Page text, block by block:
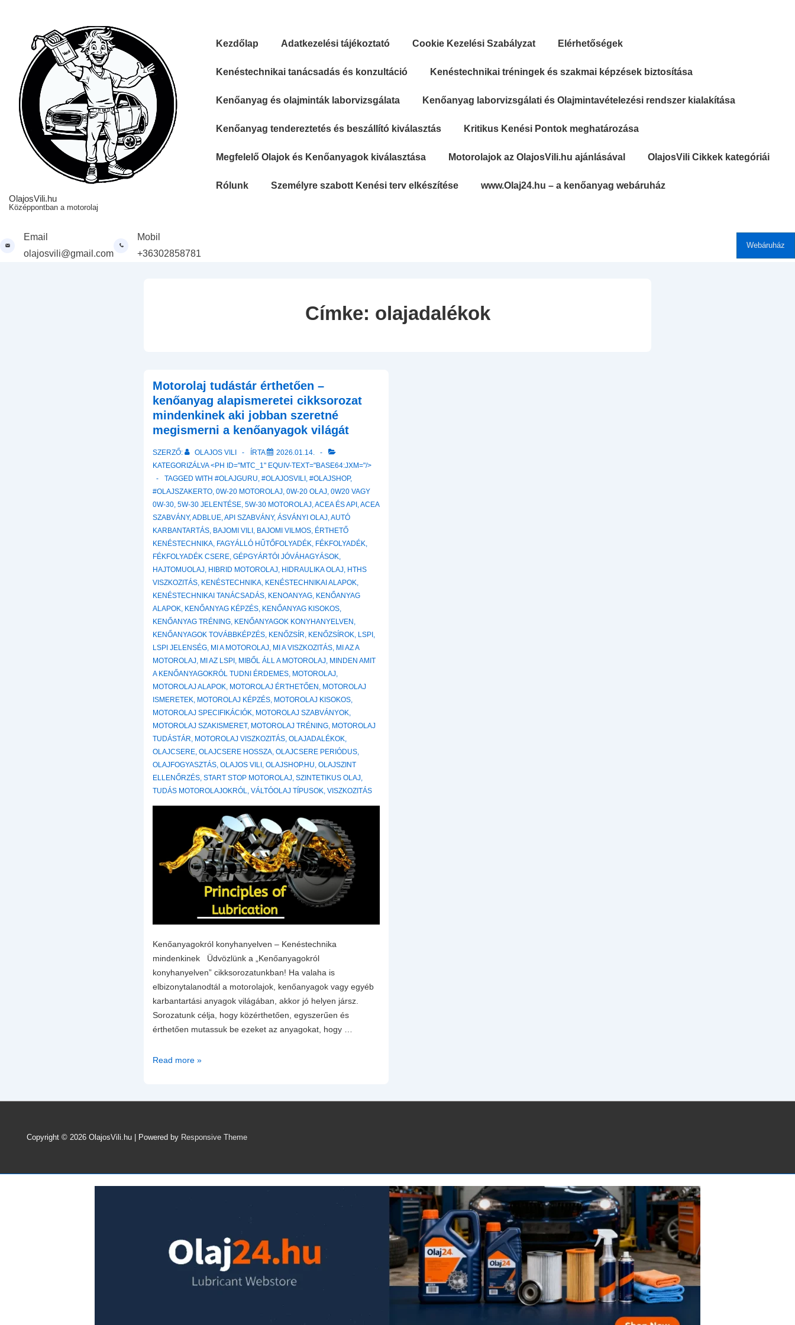
OlajosVili.hu
Középpontban a motorolaj
Kezdőlap Adatkezelési tájékoztató Cookie Kezelési Szabályzat Elérhetőségek
Kenéstechnikai tanácsadás és konzultáció Kenéstechnikai tréningek és szakmai képzések biztosítása
Kenőanyag és olajminták laborvizsgálata Kenőanyag laborvizsgálati és Olajmintavételezési rendszer kialakítása
Kenőanyag tendereztetés és beszállító kiválasztás Kritikus Kenési Pontok meghatározása
Megfelelő Olajok és Kenőanyagok kiválasztása Motorolajok az OlajosVili.hu ajánlásával OlajosVili Cikkek kategóriái
Rólunk Személyre szabott Kenési terv elkészítése www.Olaj24.hu – a kenőanyag webáruház
Email
olajosvili@gmail.com
Mobil
+36302858781
Webáruház
Címke: olajadalékok
Motorolaj tudástár érthetően –
kenőanyag alapismeretei cikksorozat
mindenkinek aki jobban szeretné
megismerni a kenőanyagok világát
SZERZŐ: OLAJOS VILI ÍRTA
2026.01.14.
KATEGORIZÁLVA <PH ID="MTC_1" EQUIV-TEXT="BASE64:JXM="/>
TAGGED WITH#OLAJGURU,#OLAJOSVILI ,#OLAJSHOP,
#OLAJSZAKERTO,0W-20 MOTOROLAJ,0W-20 OLAJ,0W20 VAGY
0W-30,5W-30 JELENTÉSE,5W-30 MOTOROLAJ,ACEA ÉS API ,ACEA
SZABVÁNY,ADBLUE,API SZABVÁNY,ÁSVÁNYI OLAJ,AUTÓ
KARBANTARTÁS, BAJOMI VILI , BAJOMI VILMOS, ÉRTHETŐ
KENÉSTECHNIKA, FAGYÁLLÓ HŰTŐFOLYADÉK, FÉKFOLYADÉK,
FÉKFOLYADÉK CSERE,GÉPGYÁRTÓI JÓVÁHAGYÁSOK,
HAJTOMUOLAJ, HIBRID MOTOROLAJ, HIDRAULIKA OLAJ, HTHS
VISZKOZITÁS, KENÉSTECHNIKA, KENÉSTECHNIKAI ALAPOK,
KENÉSTECHNIKAI TANÁCSADÁS, KENOANYAG, KENŐANYAG
ALAPOK, KENŐANYAG KÉPZÉS, KENŐANYAG KISOKOS,
KENŐANYAG TRÉNING, KENŐANYAGOK KONYHANYELVEN ,
KENŐANYAGOK TOVÁBBKÉPZÉS, KENŐZSÍR, KENŐZSÍROK, LSPI ,
LSPI JELENSÉG, MI A MOTOROLAJ, MI A VISZKOZITÁS, MI AZ A
MOTOROLAJ, MI AZ LSPI , MIBŐL ÁLL A MOTOROLAJ, MINDEN AMIT
A KENŐANYAGOKRÓL TUDNI ÉRDEMES, MOTOROLAJ,
MOTOROLAJ ALAPOK, MOTOROLAJ ÉRTHETŐEN , MOTOROLAJ
ISMERETEK, MOTOROLAJ KÉPZÉS, MOTOROLAJ KISOKOS,
MOTOROLAJ SPECIFIKÁCIÓK, MOTOROLAJ SZABVÁNYOK,
MOTOROLAJ SZAKISMERET, MOTOROLAJ TRÉNING, MOTOROLAJ
TUDÁSTÁR, MOTOROLAJ VISZKOZITÁS,OLAJADALÉKOK,
OLAJCSERE,OLAJCSERE HOSSZA,OLAJCSERE PERIÓDUS,
OLAJFOGYASZTÁS,OLAJOS VILI ,OLAJSHOP.HU,OLAJSZINT
ELLENŐRZÉS,START STOP MOTOROLAJ,SZINTETIKUS OLAJ,
TUDÁS MOTOROLAJOKRÓL,VÁLTÓOLAJ TÍPUSOK,VISZKOZITÁS
Kenőanyagokról konyhanyelven – Kenéstechnika
mindenkinek Üdvözlünk a „Kenőanyagokról
konyhanyelven” cikksorozatunkban! Ha valaha is
elbizonytalanodtál a motorolajok, kenőanyagok vagy egyéb
karbantartási anyagok világában, akkor jó helyen jársz.
Sorozatunk célja, hogy közérthetően, egyszerűen és
érthetően mutassuk be ezeket az anyagokat, hogy …
Motorolaj
–
cikksorozat
aki
jobban
kenőanyagok
világát
Read more »
Copyright © 2026 OlajosVili.hu | Powered by Responsive Theme